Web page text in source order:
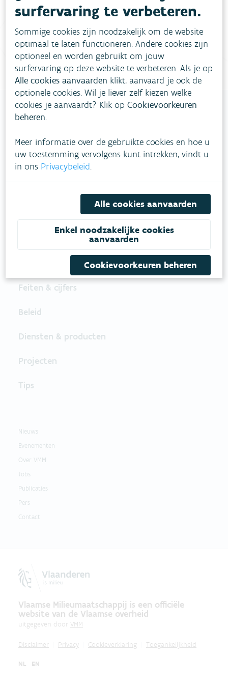
Niet gevonden wat je zocht? Vul ons
contactformulier in
Bel gratis 1700
VLAAMSE
MILIEUMAATSCHAPPIJ
Onze leefomgeving klimaatbestendig maken?
een duurzaam lucht-, water- en klimaatbeleid.
VOLG VMM OP SOCIALE MEDIA
Feiten & cijfers
Beleid
Diensten & producten
Projecten
Tips
Nieuws
Evenementen
Over VMM
Jobs
Publicaties
Pers
Contact
Vlaamse Milieumaatschappij is een officiële
website van de Vlaamse overheid
uitgegeven door VMM
Disclaimer Privacy Cookieverklaring Toegankelijkheid
NL EN
surfervaring te verbeteren.
Sommige cookies zijn noodzakelijk om de website
optimaal te laten functioneren. Andere cookies zijn
optioneel en worden gebruikt om jouw
surfervaring op deze website te verbeteren. Als je op
Alle cookies aanvaarden klikt, aanvaard je ook de
optionele cookies. Wil je liever zelf kiezen welke
cookies je aanvaardt? Klik opCookievoorkeuren
beheren.
Meer informatie over de gebruikte cookies en hoe u
uw toestemming vervolgens kunt intrekken, vindt u
in ons Privacybeleid.
Alle cookies aanvaarden
Enkel noodzakelijke cookies
aanvaarden
Cookievoorkeuren beheren